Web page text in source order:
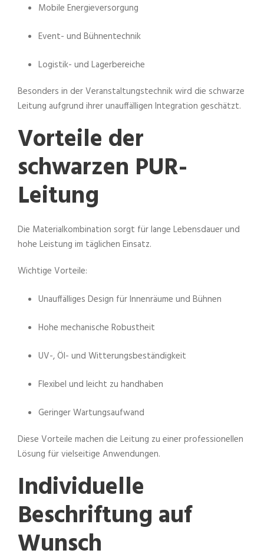
Mobile Energieversorgung
Event- und Bühnentechnik
Logistik- und Lagerbereiche
Besonders in der Veranstaltungstechnik wird die schwarze
Leitung aufgrund ihrer unauffälligen Integration geschätzt.
Vorteile der
schwarzen PUR-
Leitung
Die Materialkombination sorgt für lange Lebensdauer und
hohe Leistung im täglichen Einsatz.
Wichtige Vorteile:
Unauffälliges Design für Innenräume und Bühnen
Hohe mechanische Robustheit
UV-, Öl- und Witterungsbeständigkeit
Flexibel und leicht zu handhaben
Geringer Wartungsaufwand
Diese Vorteile machen die Leitung zu einer professionellen
Lösung für vielseitige Anwendungen.
Individuelle
Beschriftung auf
Wunsch